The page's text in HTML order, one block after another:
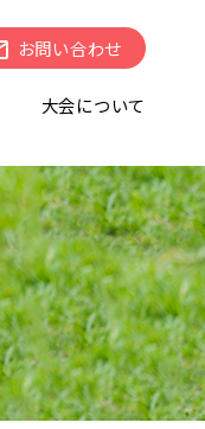
お問い合わせ
大会について